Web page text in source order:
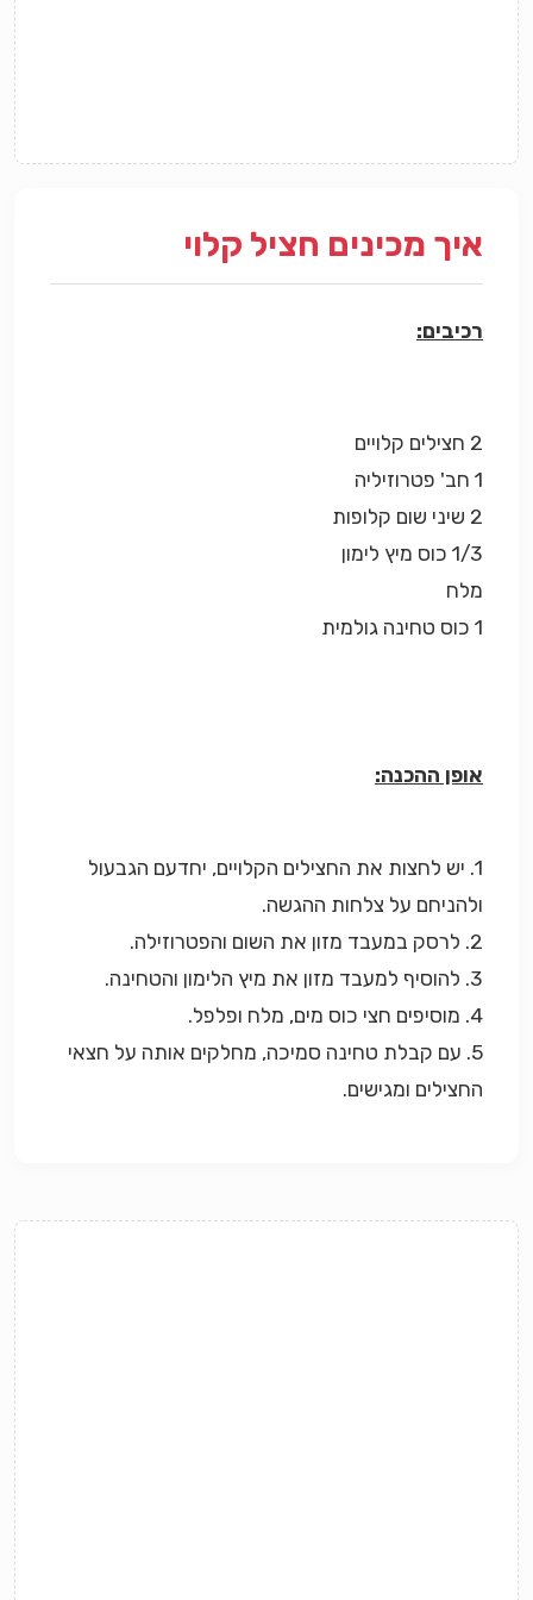
איך מכינים חציל קלוי
רכיבים:
2 חצילים קלויים
1 חב' פטרוזיליה
2 שיני שום קלופות
1/3 כוס מיץ לימון
מלח
1 כוס טחינה גולמית
אופן ההכנה:
1. יש לחצות את החצילים הקלויים, יחדעם הגבעול
ולהניחם על צלחות ההגשה.
2. לרסק במעבד מזון את השום והפטרוזילה.
3. להוסיף למעבד מזון את מיץ הלימון והטחינה.
4. מוסיפים חצי כוס מים, מלח ופלפל.
5. עם קבלת טחינה סמיכה, מחלקים אותה על חצאי
החצילים ומגישים.